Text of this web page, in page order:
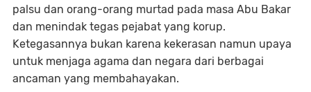
palsu dan orang-orang murtad pada masa Abu Bakar
dan menindak tegas pejabat yang korup.
Ketegasannya bukan karena kekerasan namun upaya
untuk menjaga agama dan negara dari berbagai
ancaman yang membahayakan.